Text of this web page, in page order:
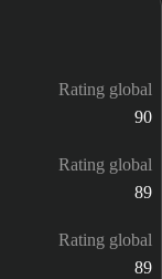
Rating global
90
Rating global
89
Rating global
89